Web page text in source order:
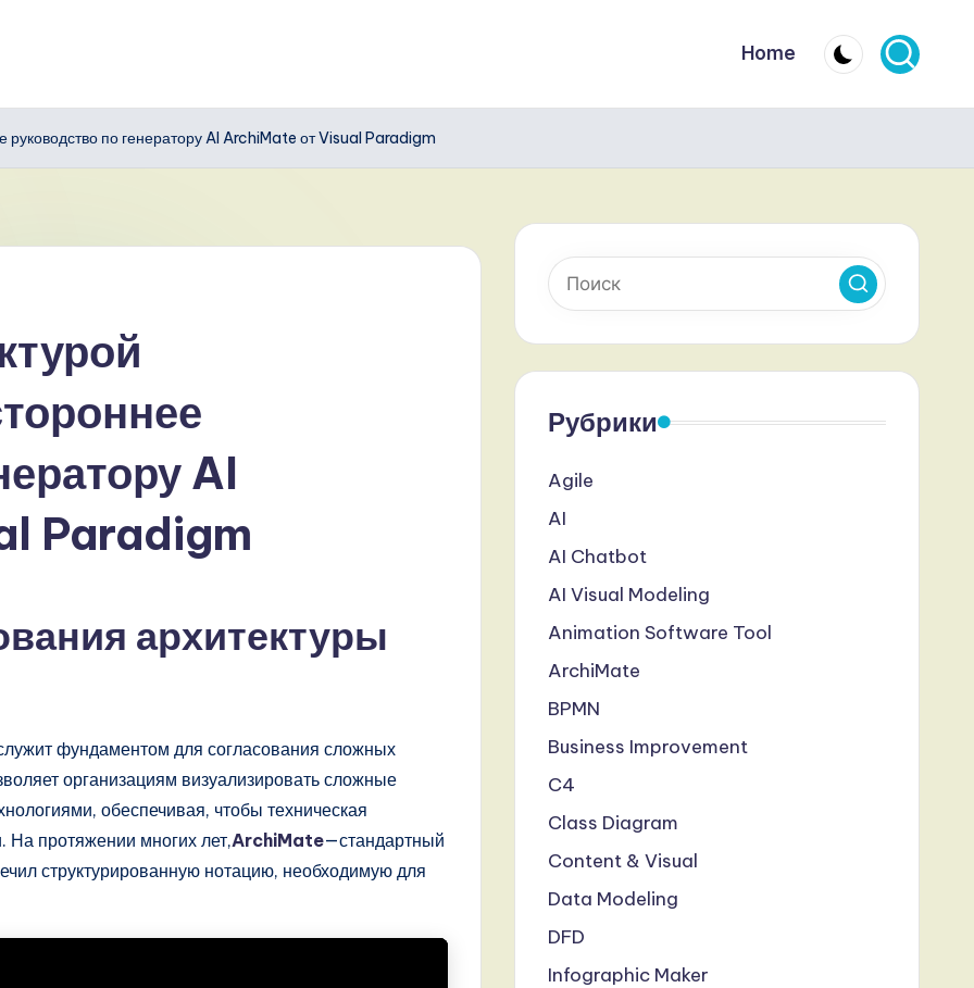
Home
по генератору AI ArchiMate от Visual Paradigm
AI
Paradigm
архитектуры
фундаментом для согласования сложных
организациям визуализировать сложные
обеспечивая, чтобы техническая
протяжении многих лет,ArchiMate—стандартный
структурированную нотацию, необходимую для
Рубрики
Agile
AI
AI Chatbot
AI Visual Modeling
Animation Software Tool
ArchiMate
BPMN
Business Improvement
C4
Class Diagram
Content & Visual
Data Modeling
DFD
Infographic Maker